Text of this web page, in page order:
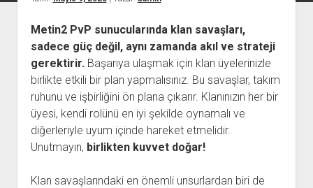
Metin2 PvP sunucularında klan savaşları,
sadece güç değil, aynı zamanda akıl ve strateji
gerektirir.Başarıya ulaşmak için klan üyelerinizle
birlikte etkili bir plan yapmalısınız. Bu savaşlar, takım
ruhunu ve işbirliğini ön plana çıkarır. Klanınızın her bir
üyesi, kendi rolünü en iyi şekilde oynamalı ve
diğerleriyle uyum içinde hareket etmelidir.
Unutmayın, birlikten kuvvet doğar!
Klan savaşlarındaki en önemli unsurlardan biri de